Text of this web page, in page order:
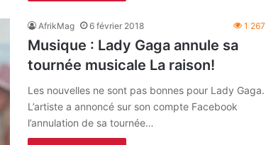
AfrikMag 6 février 2018 1 267
Musique : Lady Gaga annule sa
tournée musicale La raison!
Les nouvelles ne sont pas bonnes pour Lady Gaga.
L’artiste a annoncé sur son compte Facebook
l’annulation de sa tournée…